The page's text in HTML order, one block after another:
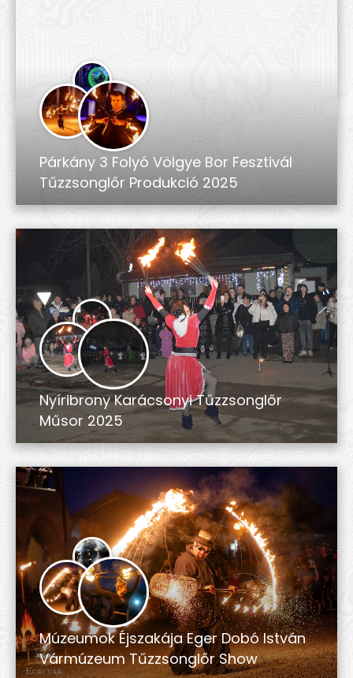
Párkány 3 Folyó Völgye Bor Fesztivál
Tűzzsonglőr Produkció 2025
Nyíribrony Karácsonyi Tűzzsonglőr
Műsor 2025
Múzeumok Éjszakája Eger Dobó István
Vármúzeum Tűzzsonglőr Show